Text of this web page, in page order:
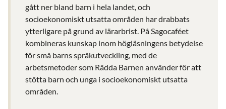
gått ner bland barn i hela landet, och
socioekonomiskt utsatta områden har drabbats
ytterligare på grund av lärarbrist. På Sagocaféet
kombineras kunskap inom högläsningens betydelse
för små barns språkutveckling, med de
arbetsmetoder som Rädda Barnen använder för att
stötta barn och unga i socioekonomiskt utsatta
områden.